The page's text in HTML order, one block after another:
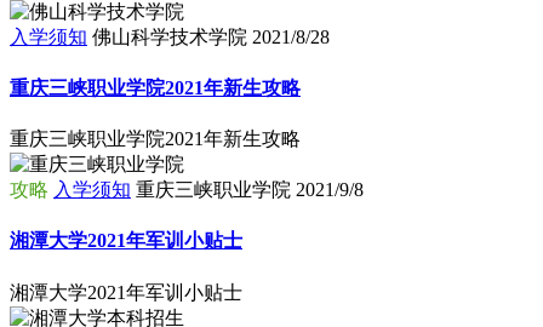
入学须知 佛山科学技术学院 2021/8/28
重庆三峡职业学院2021年新生攻略
重庆三峡职业学院2021年新生攻略
攻略 入学须知 重庆三峡职业学院 2021/9/8
湘潭大学2021年军训小贴士
湘潭大学2021年军训小贴士